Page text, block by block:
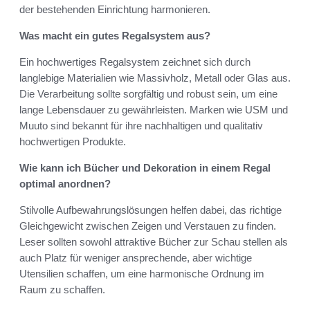
der bestehenden Einrichtung harmonieren.
Was macht ein gutes Regalsystem aus?
Ein hochwertiges Regalsystem zeichnet sich durch
langlebige Materialien wie Massivholz, Metall oder Glas aus.
Die Verarbeitung sollte sorgfältig und robust sein, um eine
lange Lebensdauer zu gewährleisten. Marken wie USM und
Muuto sind bekannt für ihre nachhaltigen und qualitativ
hochwertigen Produkte.
Wie kann ich Bücher und Dekoration in einem Regal
optimal anordnen?
Stilvolle Aufbewahrungslösungen helfen dabei, das richtige
Gleichgewicht zwischen Zeigen und Verstauen zu finden.
Leser sollten sowohl attraktive Bücher zur Schau stellen als
auch Platz für weniger ansprechende, aber wichtige
Utensilien schaffen, um eine harmonische Ordnung im
Raum zu schaffen.